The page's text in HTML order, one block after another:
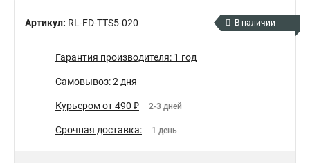
Артикул: RL-FD-TTS5-020 В наличии
Гарантия производителя: 1 год
Самовывоз: 2 дня
Курьером от 490 ₽ 2-3 дней
Срочная доставка: 1 день